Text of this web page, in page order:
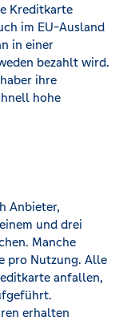
Kreditkarte
im EU-Ausland
in einer
bezahlt wird.
ihre
hohe
Anbieter,
und drei
Manche
pro Nutzung. Alle
anfallen,
erhalten